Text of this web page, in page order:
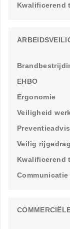
Kwalificerend
EHBO
Ergonomie
Veiligheid
Veilig rijgedrag
Kwalificerend